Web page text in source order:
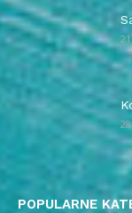
POPULARNE